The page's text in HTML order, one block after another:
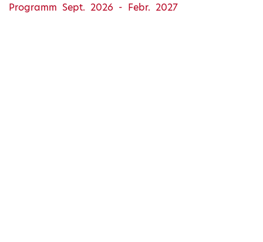
Programm Sept. 2026 - Febr. 2027